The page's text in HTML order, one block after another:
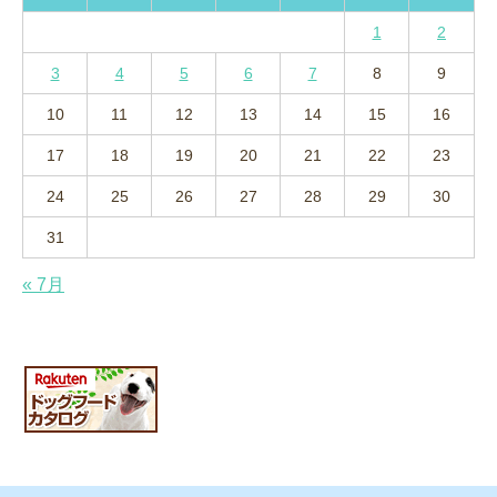
1 2
3 4 5 6 7 8 9
10 11 12 13 14 15 16
17 18 19 20 21 22 23
24 25 26 27 28 29 30
31
« 7月